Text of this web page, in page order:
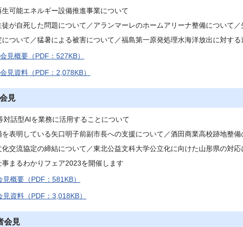
生可能エネルギー設備推進事業について
徒が自死した問題について／アランマーレのホームアリーナ整備について
について／猛暑による被害について／福島第一原発処理水海洋放出に対す
見概要（PDF：527KB）
見資料（PDF：2,078KB）
見
対話型AIを業務に活用することについて
を表明している矢口明子前副市長への支援について／酒田商業高校跡地整
化交流協定の締結について／東北公益文科大学公立化に向けた山形県の対応
事まるわかりフェア2023を開催します
概要（PDF：581KB）
資料（PDF：3,018KB）
会見